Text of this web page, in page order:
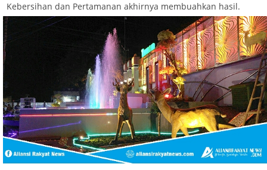
Kebersihan dan Pertamanan akhirnya membuahkan hasil.